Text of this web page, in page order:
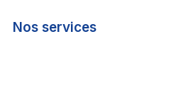
Nos services